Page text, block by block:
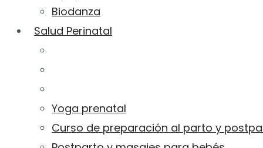
Biodanza
Salud Perinatal
Yoga prenatal
Curso de preparación al parto y